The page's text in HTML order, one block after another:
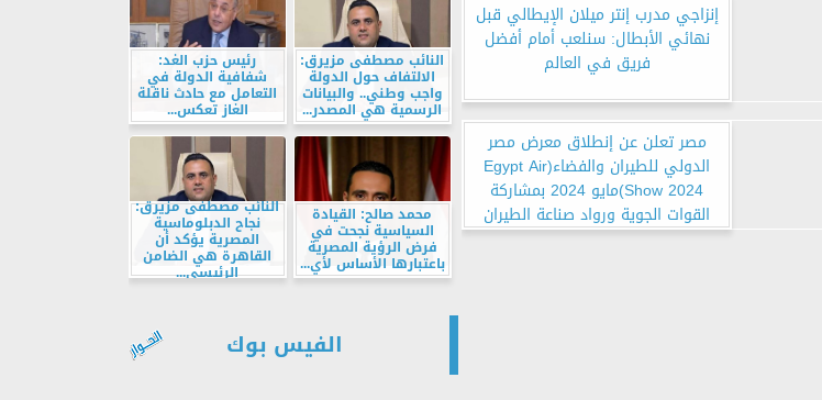
إنزاجي مدرب إنتر ميلان الإيطالي قبل
نهائي الأبطال: سنلعب أمام أفضل
فريق في العالم
مصر تعلن عن إنطلاق معرض مصر
الدولي للطيران والفضاء(Egypt Air
Show 2024)مايو 2024 بمشاركة
القوات الجوية ورواد صناعة الطيران
النائب مصطفى مزيرق:
الالتفاف حول الدولة
واجب وطني.. والبيانات
الرسمية هي المصدر...
رئيس حزب الغد:
شفافية الدولة في
التعامل مع حادث ناقلة
الغاز تعكس...
محمد صالح: القيادة
السياسية نجحت في
فرض الرؤية المصرية
باعتبارها الأساس لأي...
النائب مصطفى مزيرق:
نجاح الدبلوماسية
المصرية يؤكد أن
القاهرة هي الضامن
الرئيسي...
الفيس بوك